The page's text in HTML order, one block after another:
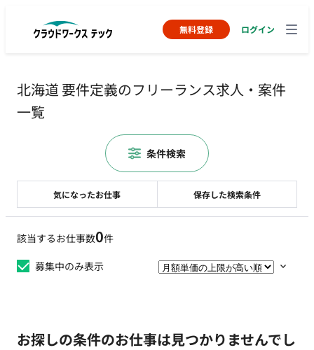
無料登録 ログイン
北海道 要件定義のフリーランス求人・案件
一覧
該当するお仕事数0件
募集中のみ表示
お探しの条件のお仕事は見つかりませんでし
気になったお仕事 保存した検索条件
条件検索